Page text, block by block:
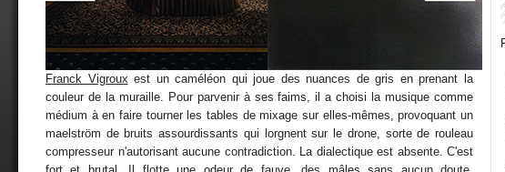
Franck Vigroux est un caméléon qui joue des nuances de gris en prenant la
couleur de la muraille. Pour parvenir à ses faims, il a choisi la musique comme
médium à en faire tourner les tables de mixage sur elles-mêmes, provoquant un
maelström de bruits assourdissants qui lorgnent sur le drone, sorte de rouleau
compresseur n'autorisant aucune contradiction. La dialectique est absente. C'est